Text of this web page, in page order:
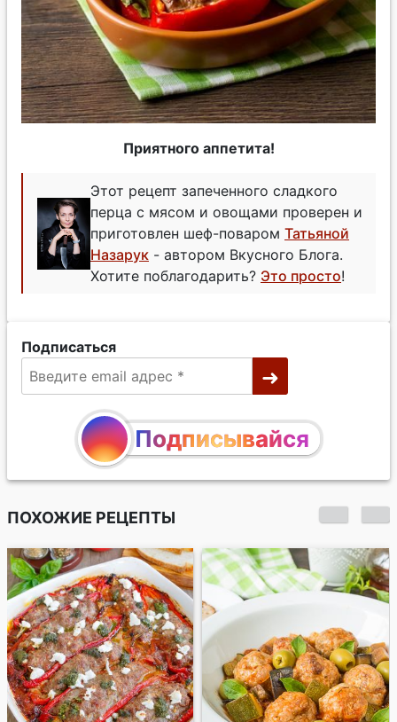
Приятного аппетита!
Этот рецепт запеченного сладкого
перца с мясом и овощами проверен и
приготовлен шеф-поваром Татьяной
Назарук - автором Вкусного Блога.
Хотите поблагодарить? Это просто!
Подписаться
Подписывайся
ПОХОЖИЕ РЕЦЕПТЫ
Фаршированный
перец с грибами